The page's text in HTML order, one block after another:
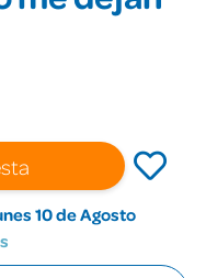
10 de Agosto